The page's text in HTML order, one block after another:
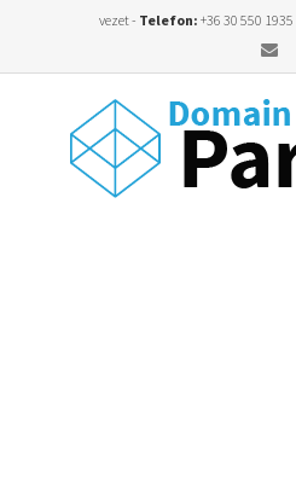
vezet - Telefon: +36 30 550 1935
Email